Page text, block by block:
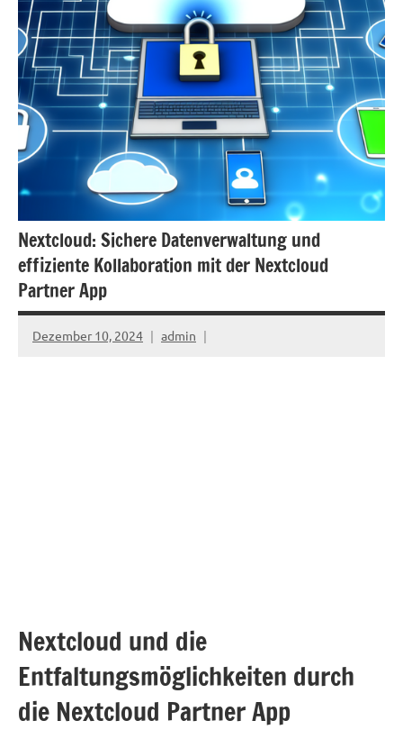
Nextcloud: Sichere Datenverwaltung und
effiziente Kollaboration mit der Nextcloud
Partner App
Dezember 10, 2024 admin
Nextcloud und die
Entfaltungsmöglichkeiten durch
die Nextcloud Partner App